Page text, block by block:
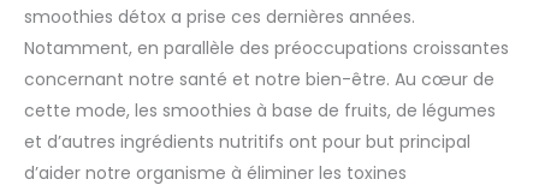
smoothies détox a prise ces dernières années.
Notamment, en parallèle des préoccupations croissantes
concernant notre santé et notre bien-être. Au cœur de
cette mode, les smoothies à base de fruits, de légumes
et d’autres ingrédients nutritifs ont pour but principal
d’aider notre organisme à éliminer les toxines